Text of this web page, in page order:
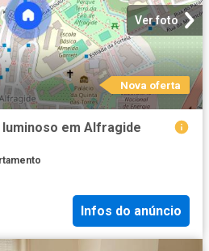
Ver foto
Nova oferta
em Alfragide
Infos do anúncio